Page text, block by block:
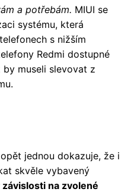
a potřebám. MIUI se
systému, která
s nižším
Redmi dostupné
by museli slevovat z
jednou dokazuje, že i
skvěle vybavený
na zvolené